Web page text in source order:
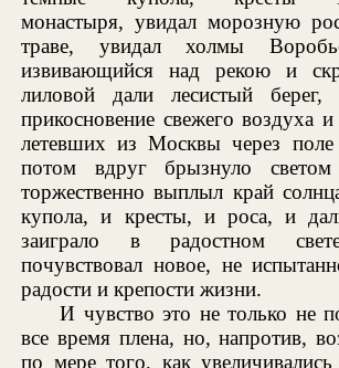
монастыря, увидал морозную
траве, увидал холмы
извивающийся над рекою и
лиловой дали лесистый берег,
прикосновение свежего воздуха
летевших из Москвы через поле
потом вдруг брызнуло
торжественно выплыл край
купола, и кресты, и роса, и
заиграло в радостном
почувствовал новое, не
радости и крепости жизни.
И чувство это не только не
все время плена, но, напротив,
по мере того, как увеличивались